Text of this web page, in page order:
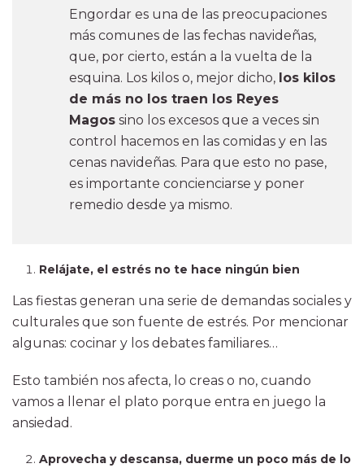
Engordar es una de las preocupaciones
más comunes de las fechas navideñas,
que, por cierto, están a la vuelta de la
esquina. Los kilos o, mejor dicho, los kilos
de más no los traen los Reyes
Magos sino los excesos que a veces sin
control hacemos en las comidas y en las
cenas navideñas. Para que esto no pase,
es importante concienciarse y poner
remedio desde ya mismo.
Relájate, el estrés no te hace ningún bien
Las fiestas generan una serie de demandas sociales y
culturales que son fuente de estrés. Por mencionar
algunas: cocinar y los debates familiares…
Esto también nos afecta, lo creas o no, cuando
vamos a llenar el plato porque entra en juego la
ansiedad.
Aprovecha y descansa, duerme un poco más de lo